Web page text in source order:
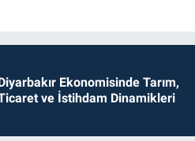
Ekonomisinde Tarım,
ve İstihdam Dinamikleri